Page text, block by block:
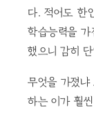
다. 적어도 한
학습능력을 가
했으니 감히
무엇을 가졌냐
하는 이가 훨